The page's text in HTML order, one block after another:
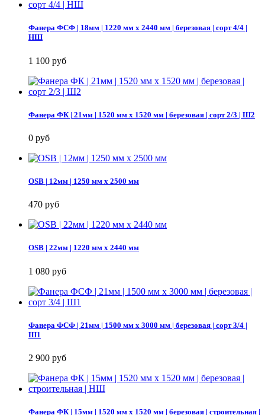
Фанера ФСФ | 18мм | 1220 мм х 2440 мм | березовая | сорт 4/4 |
НШ
1 100 руб
Фанера ФК | 21мм | 1520 мм х 1520 мм | березовая | сорт 2/3 | Ш2
0 руб
OSB | 12мм | 1250 мм х 2500 мм
470 руб
OSB | 22мм | 1220 мм х 2440 мм
1 080 руб
Фанера ФСФ | 21мм | 1500 мм х 3000 мм | березовая | сорт 3/4 |
Ш1
2 900 руб
Фанера ФК | 15мм | 1520 мм х 1520 мм | березовая | строительная |